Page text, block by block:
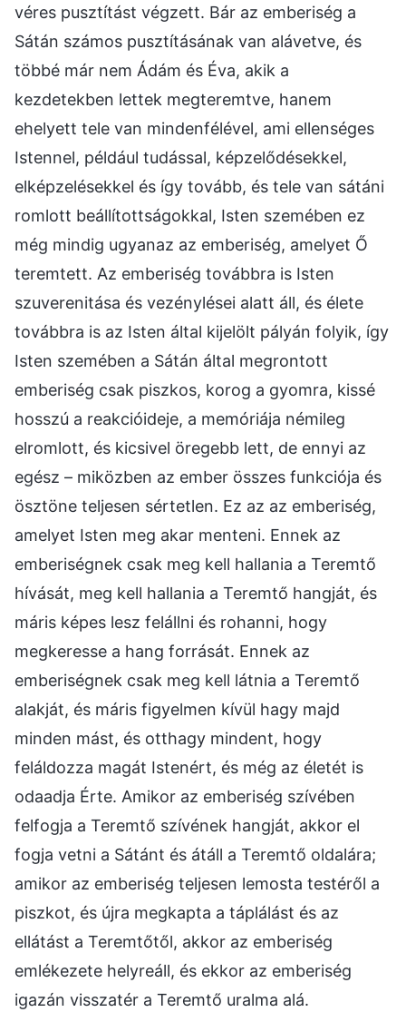
véres pusztítást végzett. Bár az emberiség a
Sátán számos pusztításának van alávetve, és
többé már nem Ádám és Éva, akik a
kezdetekben lettek megteremtve, hanem
ehelyett tele van mindenfélével, ami ellenséges
Istennel, például tudással, képzelődésekkel,
elképzelésekkel és így tovább, és tele van sátáni
romlott beállítottságokkal, Isten szemében ez
még mindig ugyanaz az emberiség, amelyet Ő
teremtett. Az emberiség továbbra is Isten
szuverenitása és vezénylései alatt áll, és élete
továbbra is az Isten által kijelölt pályán folyik, így
Isten szemében a Sátán által megrontott
emberiség csak piszkos, korog a gyomra, kissé
hosszú a reakcióideje, a memóriája némileg
elromlott, és kicsivel öregebb lett, de ennyi az
egész – miközben az ember összes funkciója és
ösztöne teljesen sértetlen. Ez az az emberiség,
amelyet Isten meg akar menteni. Ennek az
emberiségnek csak meg kell hallania a Teremtő
hívását, meg kell hallania a Teremtő hangját, és
máris képes lesz felállni és rohanni, hogy
megkeresse a hang forrását. Ennek az
emberiségnek csak meg kell látnia a Teremtő
alakját, és máris figyelmen kívül hagy majd
minden mást, és otthagy mindent, hogy
feláldozza magát Istenért, és még az életét is
odaadja Érte. Amikor az emberiség szívében
felfogja a Teremtő szívének hangját, akkor el
fogja vetni a Sátánt és átáll a Teremtő oldalára;
amikor az emberiség teljesen lemosta testéről a
piszkot, és újra megkapta a táplálást és az
ellátást a Teremtőtől, akkor az emberiség
emlékezete helyreáll, és ekkor az emberiség
igazán visszatér a Teremtő uralma alá.